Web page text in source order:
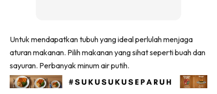
Untuk mendapatkan tubuh yang ideal perlulah menjaga
aturan makanan. Pilih makanan yang sihat seperti buah dan
sayuran. Perbanyak minum air putih.